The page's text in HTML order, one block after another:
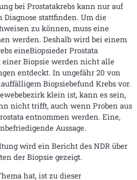
bei Prostatakrebs kann nur auf
Diagnose stattfinden. Um die
zu können, muss eine
werden. Deshalb wird bei einem
eineBiopsieder Prostata
Biopsie werden nicht alle
entdeckt. In ungefähr 20 von
Biopsiebefund Krebs vor.
klein ist, kann es sein,
nicht trifft, auch wenn Proben aus
entnommen werden. Eine,
Aussage.
wird ein Bericht des NDR über
der Biopsie gezeigt.
hat, ist zu dieser